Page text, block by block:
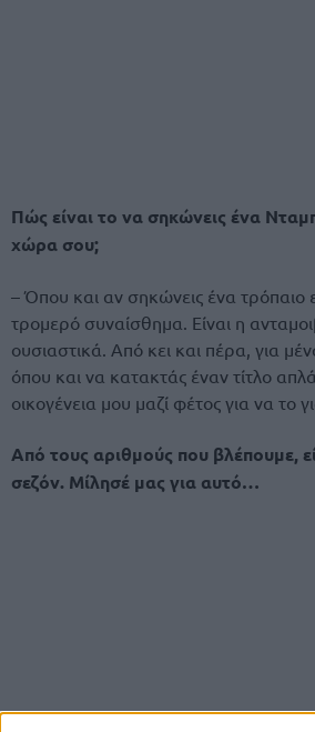
Πώς είναι το να σηκώνεις ένα
χώρα σου;
– Όπου και αν σηκώνεις ένα τρόπαιο
τρομερό συναίσθημα. Είναι η
ουσιαστικά. Από κει και πέρα, για
όπου και να κατακτάς έναν τίτλο
οικογένεια μου μαζί φέτος για να το
Από τους αριθμούς που βλέπουμε,
σεζόν. Μίλησέ μας για αυτό…